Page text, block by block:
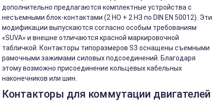
дополнительно предлагаются комплектные устройства с
несъемными блок-контактами (2 НО + 2 НЗ по DIN EN 50012). Эти
модификации выпускаются согласно особым требованиям
«SUVA» и внешне отличаются красной маркировочной
табличкой. Контакторы типоразмеров S3 оснащены съемными
рамочными зажимами силовых подсоединений. Благодаря
этому возможно присоединение кольцевых кабельных
наконечников или шин.
Контакторы для коммутации двигателей